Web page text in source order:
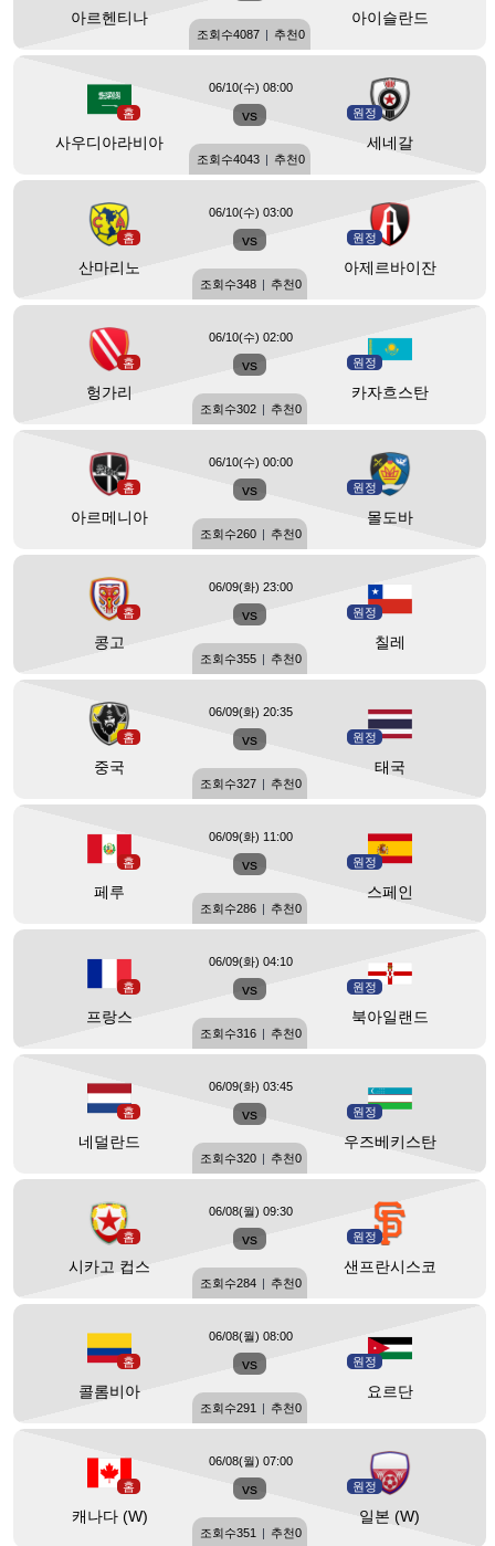
아르헨티나 아이슬란드
조회수4087 | 추천0
홈
사우디아라비아
vs 원정
세네갈
06/10(수) 08:00
조회수4043 | 추천0
홈
산마리노
vs 원정
아제르바이잔
06/10(수) 03:00
조회수348 | 추천0
홈
헝가리
vs 원정
카자흐스탄
06/10(수) 02:00
조회수302 | 추천0
홈
아르메니아
vs 원정
몰도바
06/10(수) 00:00
조회수260 | 추천0
홈
콩고
vs 원정
칠레
06/09(화) 23:00
조회수355 | 추천0
홈
중국
vs 원정
태국
06/09(화) 20:35
조회수327 | 추천0
홈
페루
vs 원정
스페인
06/09(화) 11:00
조회수286 | 추천0
홈
프랑스
vs 원정
북아일랜드
06/09(화) 04:10
조회수316 | 추천0
홈
네덜란드
vs 원정
우즈베키스탄
06/09(화) 03:45
조회수320 | 추천0
홈
시카고 컵스
vs 원정
샌프란시스코
06/08(월) 09:30
조회수284 | 추천0
홈
콜롬비아
vs 원정
요르단
06/08(월) 08:00
조회수291 | 추천0
홈
캐나다 (W)
vs 원정
일본 (W)
06/08(월) 07:00
조회수351 | 추천0